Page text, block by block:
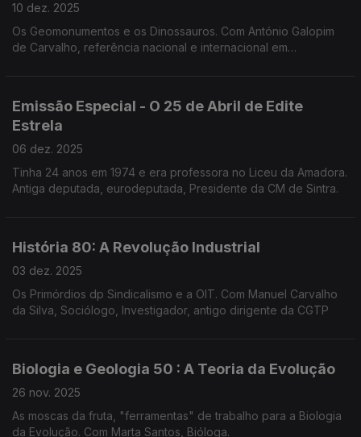
10 dez. 2025
Os Geomonumentos e os Dinossauros. Com António Galopim
de Carvalho, referência nacional e internacional em
Emissão Especial - O 25 de Abril de Edite
Estrela
06 dez. 2025
Tinha 24 anos em 1974 e era professora no Liceu da Amadora.
Antiga deputada, eurodeputada, Presidente da CM de Sintra.
História 80: A Revolução Industrial
03 dez. 2025
Os Primórdios dp Sindicalismo e a OIT. Com Manuel Carvalho
da Silva, Sociólogo, Investigador, antigo dirigente da CGTP
Biologia e Geologia 50 : A Teoria da Evolução
26 nov. 2025
As moscas da fruta, "ferramentas" de trabalho para a Biologia
da Evolução. Com Marta Santos, Bióloga.